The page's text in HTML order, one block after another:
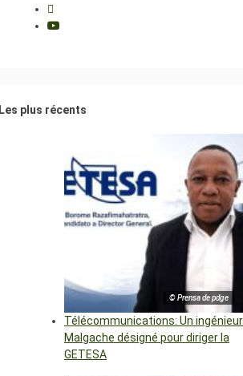
Les plus récents
© Prensa de pdge
Télécommunications: Un ingénieur
Malgache désigné pour diriger la
GETESA